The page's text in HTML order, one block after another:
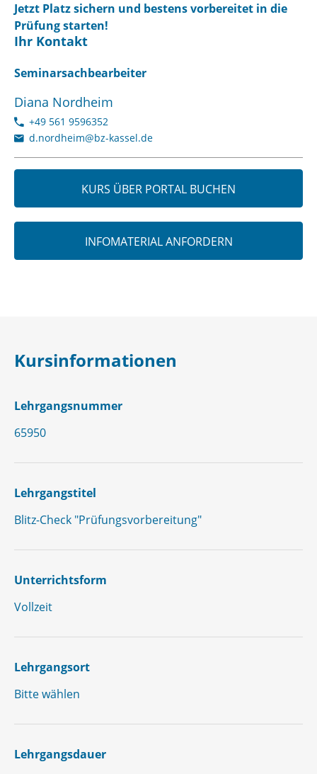
Jetzt Platz sichern und bestens vorbereitet in die
Prüfung starten!
Ihr Kontakt
Seminarsachbearbeiter
Diana Nordheim
+49 561 9596352
d.nordheim@bz-kassel.de
KURS ÜBER PORTAL BUCHEN
INFOMATERIAL ANFORDERN
Kursinformationen
Lehrgangsnummer
65950
Lehrgangstitel
Blitz-Check "Prüfungsvorbereitung"
Unterrichtsform
Vollzeit
Lehrgangsort
Bitte wählen
Lehrgangsdauer